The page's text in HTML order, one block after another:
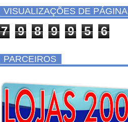
VISUALIZAÇÕES DE PÁGINA
7 9 8 9 9 5 6
PARCEIROS